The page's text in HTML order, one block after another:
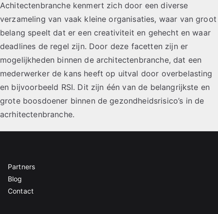
Achitectenbranche kenmert zich door een diverse
verzameling van vaak kleine organisaties, waar van groot
belang speelt dat er een creativiteit en gehecht en waar
deadlines de regel zijn. Door deze facetten zijn er
mogelijkheden binnen de architectenbranche, dat een
mederwerker de kans heeft op uitval door overbelasting
en bijvoorbeeld RSI. Dit zijn één van de belangrijkste en
grote boosdoener binnen de gezondheidsrisico’s in de
acrhitectenbranche.
Partners
Blog
Contact